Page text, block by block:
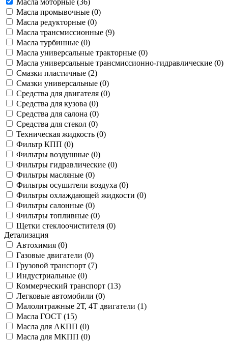
Масла моторные (36)
Масла промывочные (0)
Масла редукторные (0)
Масла трансмиссионные (9)
Масла турбинные (0)
Масла универсальные тракторные (0)
Масла универсальные трансмиссионно-гидравлические (0)
Смазки пластичные (2)
Смазки универсальные (0)
Средства для двигателя (0)
Средства для кузова (0)
Средства для салона (0)
Средства для стекол (0)
Техническая жидкость (0)
Фильтр КПП (0)
Фильтры воздушные (0)
Фильтры гидравлические (0)
Фильтры масляные (0)
Фильтры осушители воздуха (0)
Фильтры охлаждающей жидкости (0)
Фильтры салонные (0)
Фильтры топливные (0)
Щетки стеклоочистителя (0)
Детализация
Автохимия (0)
Газовые двигатели (0)
Грузовой транспорт (7)
Индустриальные (0)
Коммерческий транспорт (13)
Легковые автомобили (0)
Малолитражные 2Т, 4Т двигатели (1)
Масла ГОСТ (15)
Масла для АКПП (0)
Масла для МКПП (0)